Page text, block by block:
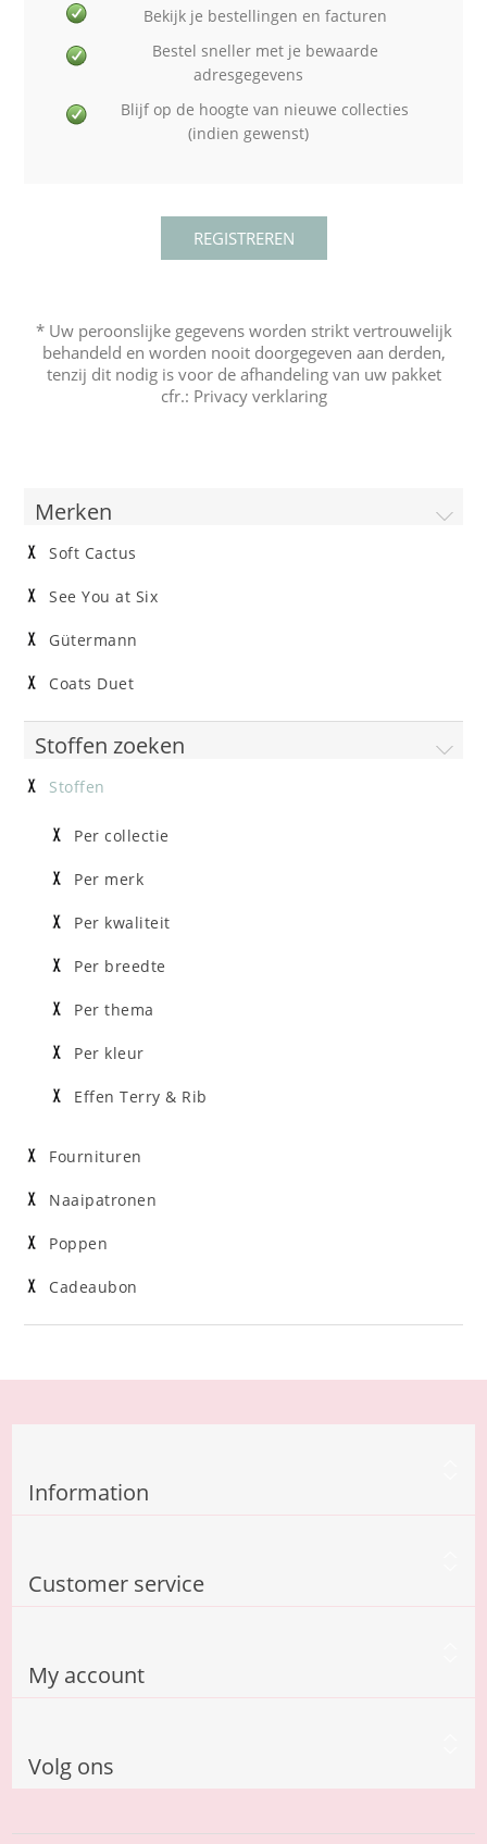
Bekijk je bestellingen en facturen
Bestel sneller met je bewaarde
adresgegevens
Blijf op de hoogte van nieuwe collecties
(indien gewenst)
* Uw peroonslijke gegevens worden strikt vertrouwelijk
behandeld en worden nooit doorgegeven aan derden,
tenzij dit nodig is voor de afhandeling van uw pakket
cfr.: Privacy verklaring
Merken
Soft Cactus
See You at Six
Gütermann
Coats Duet
Stoffen zoeken
Stoffen
Per collectie
Per merk
Per kwaliteit
Per breedte
Per thema
Per kleur
Effen Terry & Rib
Fournituren
Naaipatronen
Poppen
Cadeaubon
Information
Customer service
My account
Volg ons